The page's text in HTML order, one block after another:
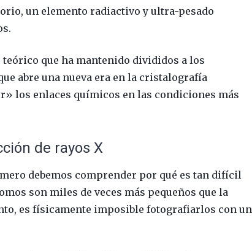
un elemento radiactivo y ultra-pesado
que ha mantenido divididos a los
abre una nueva era en la cristalografía
los enlaces químicos en las condiciones más
de rayos X
debemos comprender por qué es tan difícil
son miles de veces más pequeños que la
es físicamente imposible fotografiarlos con un